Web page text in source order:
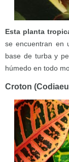
Esta planta
se encuentran en
base de turba y
húmedo en todo
Croton